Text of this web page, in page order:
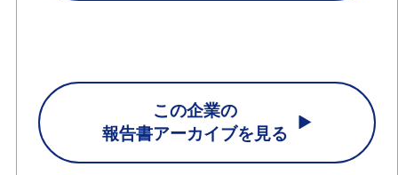
この企業の
報告書アーカイブを見る